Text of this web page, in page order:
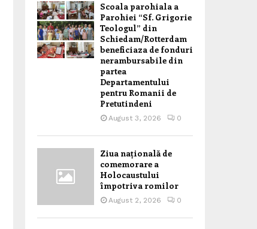
Scoala parohiala a
Parohiei “Sf. Grigorie
Teologul” din
Schiedam/Rotterdam
beneficiaza de fonduri
nerambursabile din
partea
Departamentului
pentru Romanii de
Pretutindeni
August 3, 2026 0
Ziua națională de
comemorare a
Holocaustului
împotriva romilor
August 2, 2026 0